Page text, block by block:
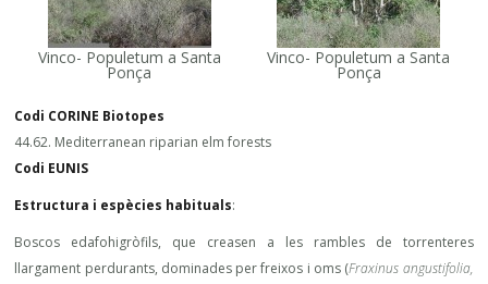
Vinco- Populetum a Santa
Ponça
Vinco- Populetum a Santa
Ponça
Codi CORINE Biotopes
44.62. Mediterranean riparian elm forests
Codi EUNIS
Estructura i espècies habituals:
Boscos edafohigròfils, que creasen a les rambles de torrenteres
llargament perdurants, dominades per freixos i oms (Fraxinus angustifolia,